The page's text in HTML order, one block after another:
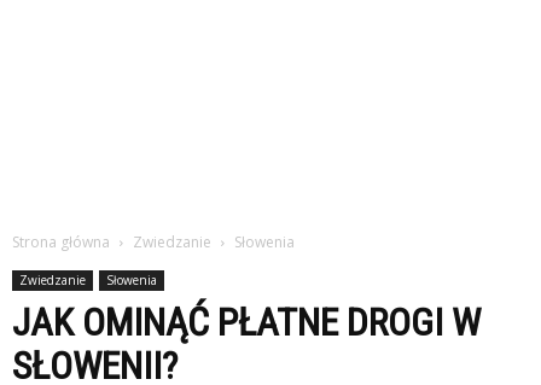
Strona główna Zwiedzanie Słowenia
Zwiedzanie Słowenia
JAK OMINĄĆ PŁATNE DROGI W
SŁOWENII?